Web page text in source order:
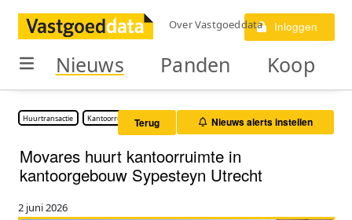
Over Vastgoeddata Inloggen
Nieuws Panden Koop
Huurtransactie KantoorruimteTerug Nieuws alerts instellen
Movares huurt kantoorruimte in
kantoorgebouw Sypesteyn Utrecht
2 juni 2026